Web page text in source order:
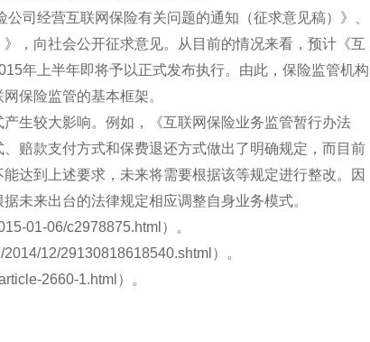
司经营互联网保险有关问题的通知（征求意见稿）》、
，向社会公开征求意见。从目前的情况来看，预计《互
年上半年即将予以正式发布执行。由此，保险监管机构
保险监管的基本框架。
生较大影响。例如，《互联网保险业务监管暂行办法
赔款支付方式和保费退还方式做出了明确规定，而目前
达到上述要求，未来将需要根据该等规定进行整改。因
未来出台的法律规定相应调整自身业务模式。
01-06/c2978875.html）。
12/29130818618540.shtml）。
2660-1.html）。